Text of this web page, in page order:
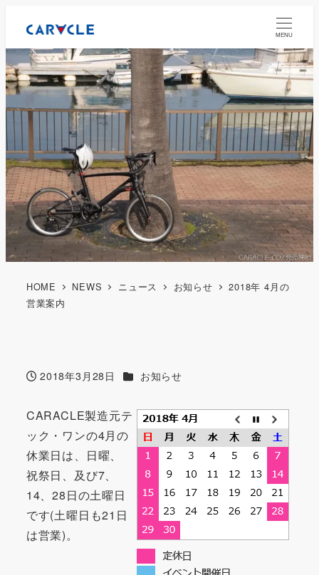
MENU
HOME NEWS ニュース お知らせ
2018年 4月の
営業案内
投稿日
2018年3月28日 カテゴリー
お知らせ
CARACLE製造元テ
ック・ワンの4月の
休業日は、日曜、
祝祭日、及び7、
14、28日の土曜日
です(土曜日も21日
は営業)。